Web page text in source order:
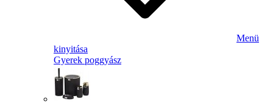
Menü
kinyitása
Gyerek poggyász